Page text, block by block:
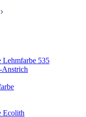
535
Ecolith